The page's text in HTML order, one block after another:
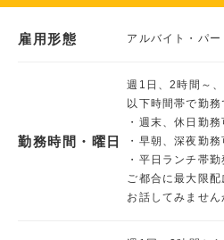
雇用形態 アルバイト・パー
勤務時間・曜日
週1日、2時間～
以下時間帯で勤務
・週末、休日勤
・早朝、深夜勤
・平日ランチ帯
ご都合に最大限
お話してみません